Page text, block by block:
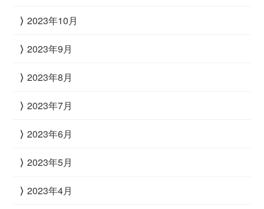
2023年10月
2023年9月
2023年8月
2023年7月
2023年6月
2023年5月
2023年4月